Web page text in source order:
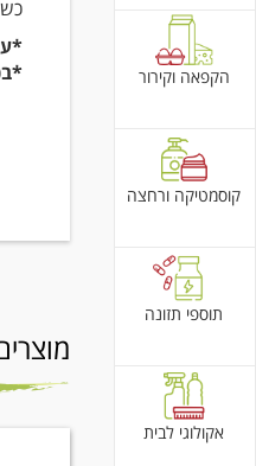
הקפאה וקירור
קוסמטיקה ורחצה
תוספי תזונה
אקולוגי לבית